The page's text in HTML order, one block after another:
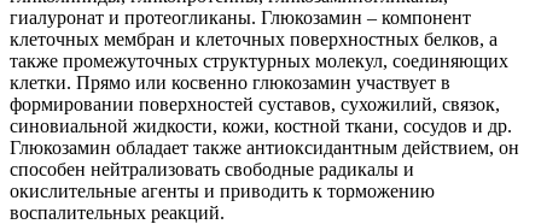
гиалуронат и протеогликаны. Глюкозамин – компонент
клеточных мембран и клеточных поверхностных белков, а
также промежуточных структурных молекул, соединяющих
клетки. Прямо или косвенно глюкозамин участвует в
формировании поверхностей суставов, сухожилий, связок,
синовиальной жидкости, кожи, костной ткани, сосудов и др.
Глюкозамин обладает также антиоксидантным действием, он
способен нейтрализовать свободные радикалы и
окислительные агенты и приводить к торможению
воспалительных реакций.